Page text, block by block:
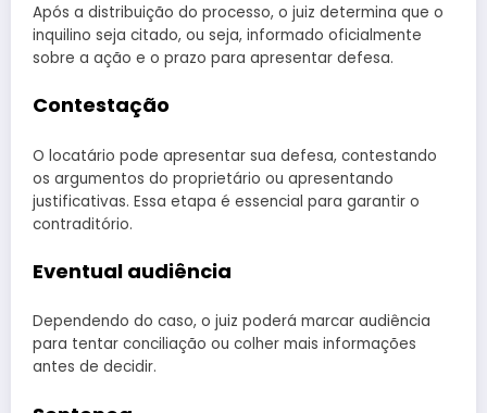
Após a distribuição do processo, o juiz determina que o
inquilino seja citado, ou seja, informado oficialmente
sobre a ação e o prazo para apresentar defesa.
Contestação
O locatário pode apresentar sua defesa, contestando
os argumentos do proprietário ou apresentando
justificativas. Essa etapa é essencial para garantir o
contraditório.
Eventual audiência
Dependendo do caso, o juiz poderá marcar audiência
para tentar conciliação ou colher mais informações
antes de decidir.